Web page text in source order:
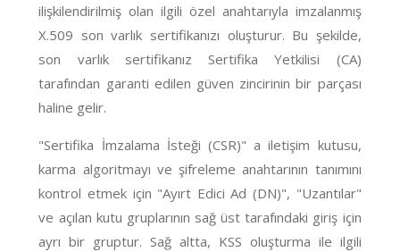
ilişkilendirilmiş olan ilgili özel anahtarıyla imzalanmış
X.509 son varlık sertifikanızı oluşturur. Bu şekilde,
son varlık sertifikanız Sertifika Yetkilisi (CA)
tarafından garanti edilen güven zincirinin bir parçası
haline gelir.
"Sertifika İmzalama İsteği (CSR)" a iletişim kutusu,
karma algoritmayı ve şifreleme anahtarının tanımını
kontrol etmek için "Ayırt Edici Ad (DN)", "Uzantılar"
ve açılan kutu gruplarının sağ üst tarafındaki giriş için
ayrı bir gruptur. Sağ altta, KSS oluşturma ile ilgili